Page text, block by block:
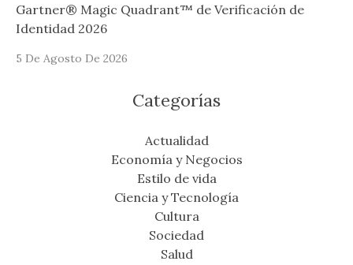
Gartner® Magic Quadrant™ de Verificación de
Identidad 2026
5 De Agosto De 2026
Categorías
Actualidad
Economía y Negocios
Estilo de vida
Ciencia y Tecnología
Cultura
Sociedad
Salud